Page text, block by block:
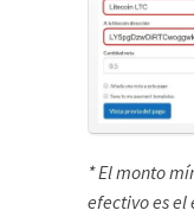
* El monto
efectivo es